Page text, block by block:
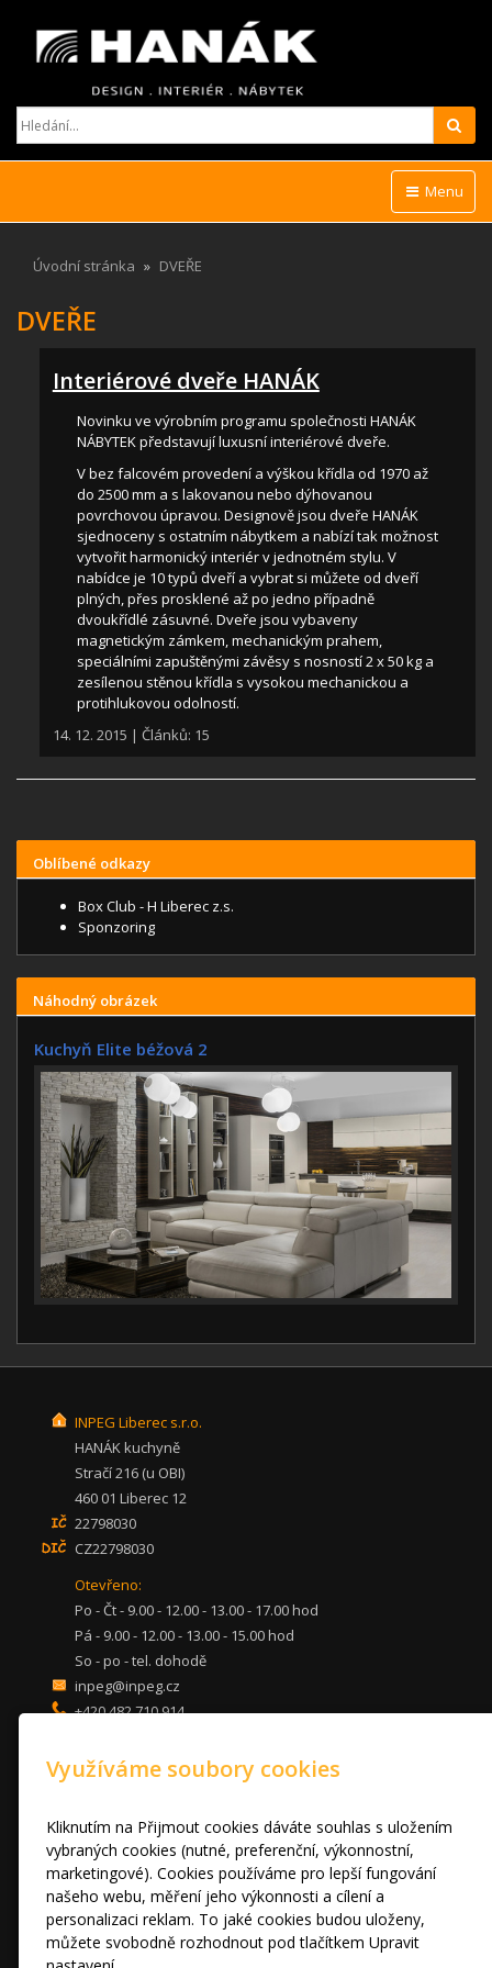
Menu
Úvodní stránka DVEŘE
DVEŘE
Interiérové dveře HANÁK
Novinku ve výrobním programu společnosti HANÁK
NÁBYTEK představují luxusní interiérové dveře.
V bez falcovém provedení a výškou křídla od 1970 až
do 2500 mm a s lakovanou nebo dýhovanou
povrchovou úpravou. Designově jsou dveře HANÁK
sjednoceny s ostatním nábytkem a nabízí tak možnost
vytvořit harmonický interiér v jednotném stylu. V
nabídce je 10 typů dveří a vybrat si můžete od dveří
plných, přes prosklené až po jedno případně
dvoukřídlé zásuvné. Dveře jsou vybaveny
magnetickým zámkem, mechanickým prahem,
speciálními zapuštěnými závěsy s nosností 2 x 50 kg a
zesílenou stěnou křídla s vysokou mechanickou a
protihlukovou odolností.
14. 12. 2015 | Článků: 15
Oblíbené odkazy
Box Club - H Liberec z.s.
Sponzoring
Náhodný obrázek
Kuchyň Elite béžová 2
INPEG Liberec s.r.o.
HANÁK kuchyně
Stračí 216 (u OBI)
460 01 Liberec 12
22798030
CZ22798030
Otevřeno:
Po - Čt - 9.00 - 12.00 - 13.00 - 17.00 hod
Pá - 9.00 - 12.00 - 13.00 - 15.00 hod
So - po - tel. dohodě
inpeg@inpeg.cz
+420 482 710 914
KUCHYNĚ
DVEŘE A STOLY
OBÝVACÍ POKOJE
AKCE
FOTOGALERIE
VÝPRODEJ VZORKŮ
RADY A TIPY
Využíváme soubory cookies
Kliknutím na Přijmout cookies dáváte souhlas s uložením
vybraných cookies (nutné, preferenční, výkonnostní,
marketingové). Cookies používáme pro lepší fungování
našeho webu, měření jeho výkonnosti a cílení a
personalizaci reklam. To jaké cookies budou uloženy,
můžete svobodně rozhodnout pod tlačítkem Upravit